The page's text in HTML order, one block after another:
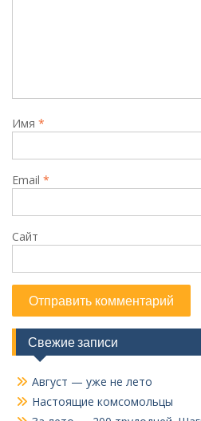
Имя *
Email *
Сайт
Свежие записи
Август — уже не лето
Настоящие комсомольцы